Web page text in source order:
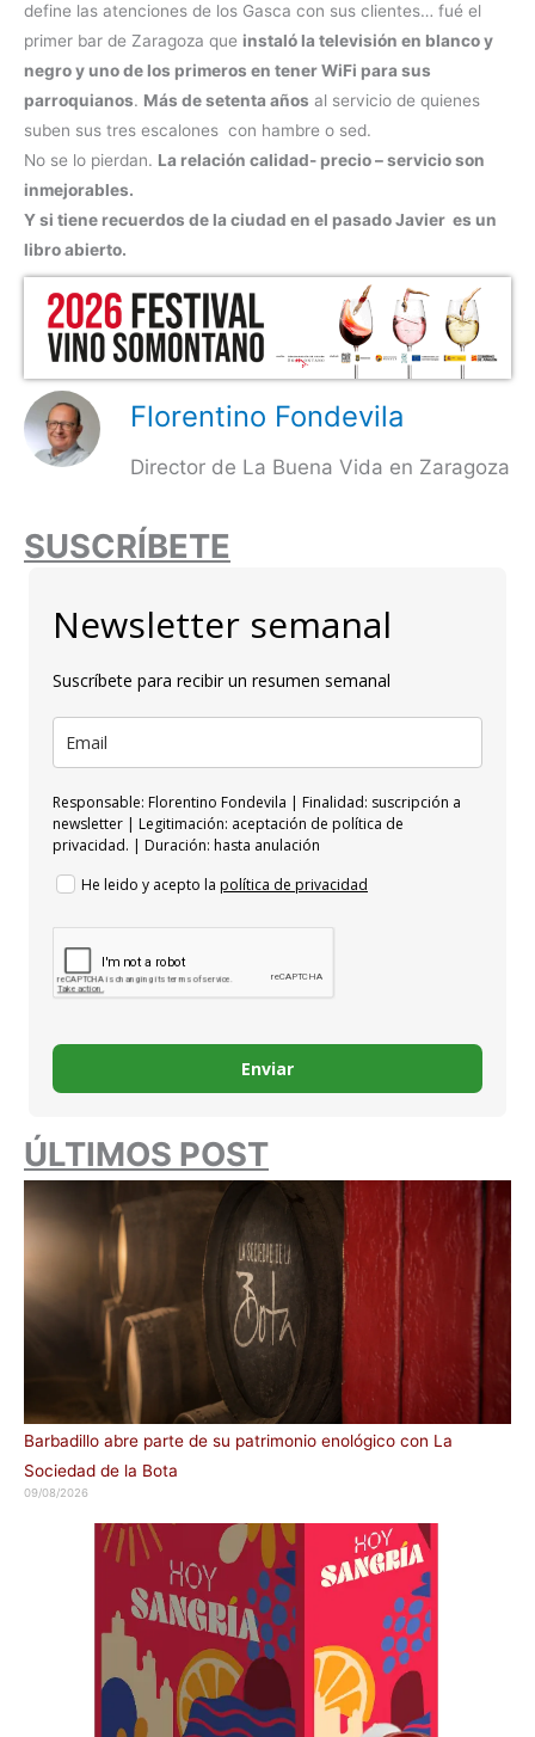
define las atenciones de los Gasca con sus clientes… fué el
primer bar de Zaragoza que instaló la televisión en blanco y
negro y uno de los primeros en tener WiFi para sus
parroquianos. Más de setenta años al servicio de quienes
suben sus tres escalones con hambre o sed.
No se lo pierdan. La relación calidad- precio – servicio son
inmejorables.
Y si tiene recuerdos de la ciudad en el pasado Javier es un
libro abierto.
Florentino Fondevila
Director de La Buena Vida en Zaragoza
SUSCRÍBETE
Newsletter semanal
Suscríbete para recibir un resumen semanal
Responsable: Florentino Fondevila | Finalidad: suscripción a
newsletter | Legitimación: aceptación de política de
privacidad. | Duración: hasta anulación
He leido y acepto la política de privacidad
Enviar
ÚLTIMOS POST
Barbadillo abre parte de su patrimonio enológico con La
Sociedad de la Bota
09/08/2026